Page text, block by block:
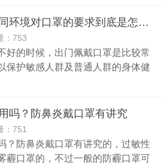
口罩生产厂家介绍不同环境对口罩的要求到底是怎么样的呢？
：753
好的时候，出门佩戴口罩是比较常
保护敏感人群及普通人群的身体健
吗？防鼻炎戴口罩有讲究
751
？防鼻炎戴口罩有讲究的，过敏性
霾口罩的，不过一般的防霾口罩可